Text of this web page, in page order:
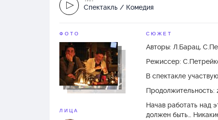
Спектакль / Комедия
ФОТО
ЛИЦА
СЮЖЕТ
Авторы: Л.Барац,
Режиссер:
В спектакле
Продолжительность:
Начав работать над
должен быть…